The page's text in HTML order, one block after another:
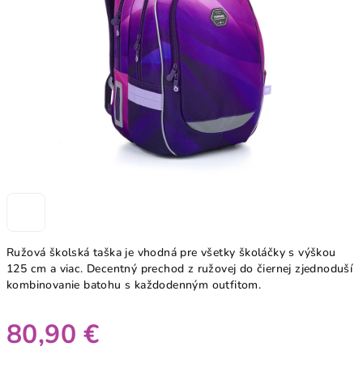
Ružová školská taška je vhodná pre všetky školáčky s výškou
125 cm a viac. Decentný prechod z ružovej do čiernej zjednoduší
kombinovanie batohu s každodenným outfitom.
80,90 €
hviezdičiek.